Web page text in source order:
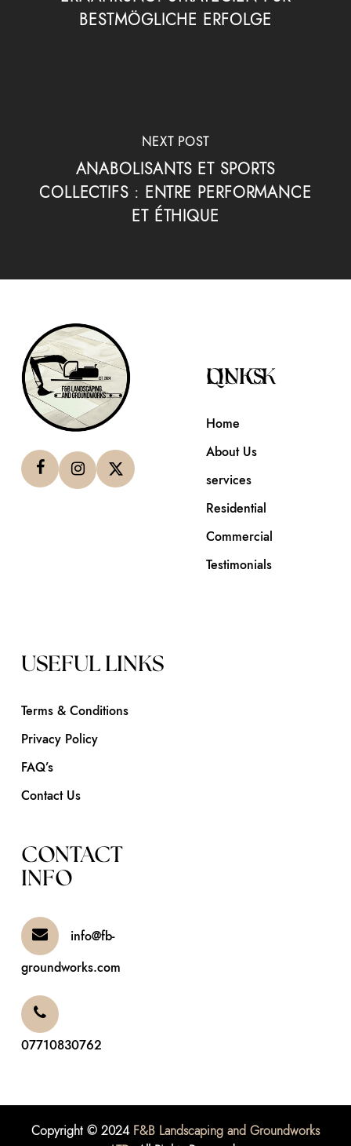
BESTMÖGLICHE ERFOLGE
NEXT POST
ANABOLISANTS ET SPORTS
COLLECTIFS : ENTRE PERFORMANCE
ET ÉTHIQUE
QUICK LINKS
Home
About Us
services
Residential
Commercial
Testimonials
USEFUL LINKS
Terms & Conditions
Privacy Policy
FAQ’s
Contact Us
CONTACT
INFO
info@fb-
groundworks.com
07710830762
Copyright © 2024 F&B Landscaping and Groundworks